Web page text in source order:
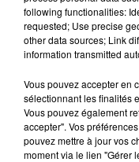
100%
29 mars 2023 - 4
LES INFOS DE
08H30
following functionalities:
requested; Use precise
other data sources; Link
information transmitted
Vous pouvez accepter en
sélectionnant les finalités
Vous pouvez également
accepter". Vos
pouvez mettre à jour vos
moment via le lien "Gérer